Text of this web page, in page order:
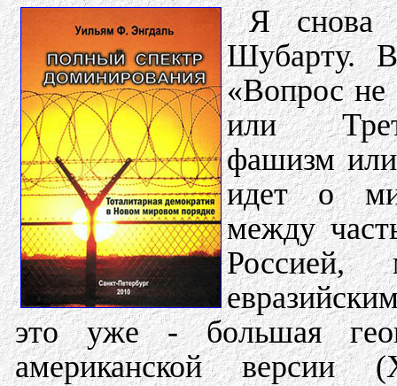
Я снова
Шубарту.
«Вопрос не
или
фашизм
идет о
между
Россией,
это уже - большая
американской